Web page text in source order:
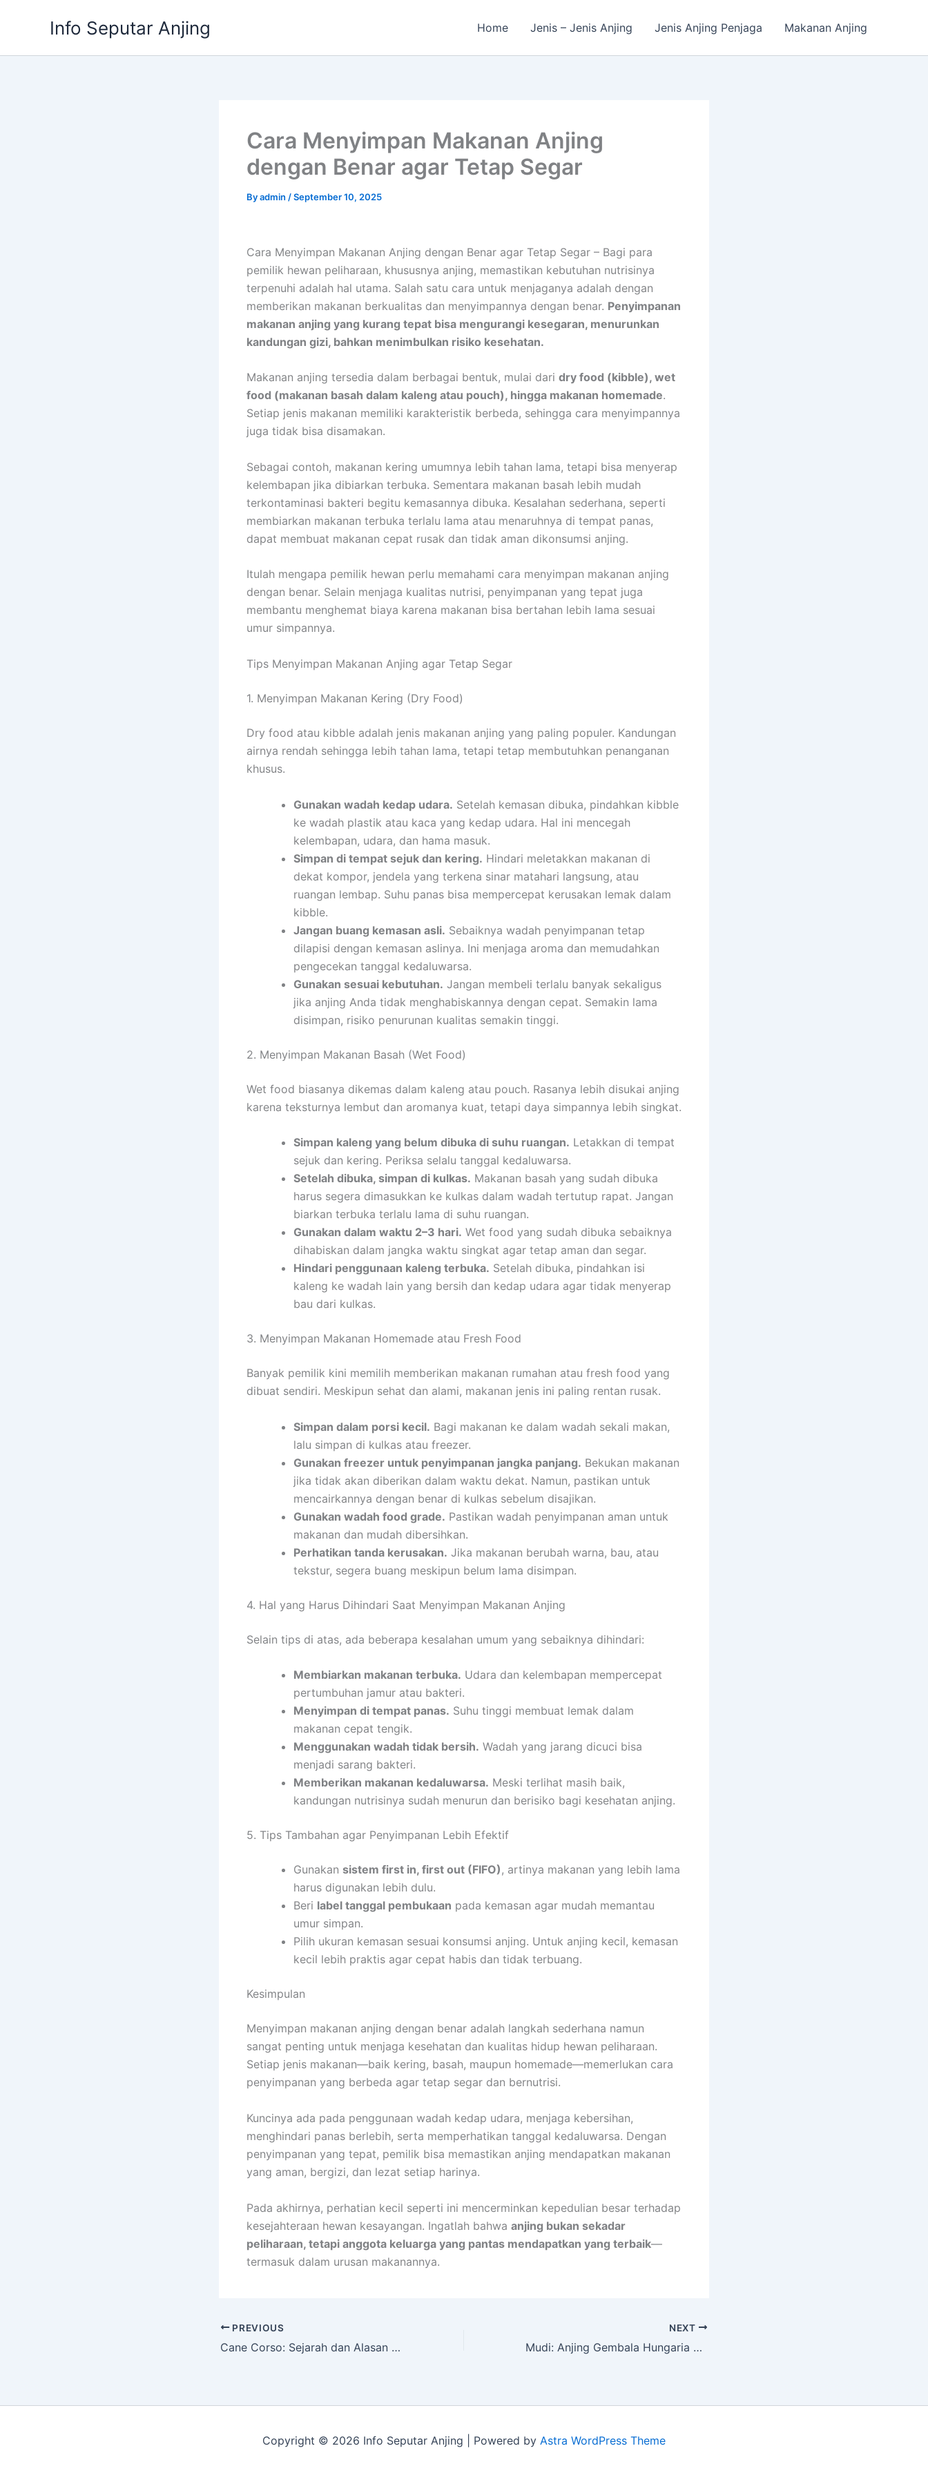
Info Seputar Anjing Home Jenis – Jenis Anjing Jenis Anjing Penjaga Makanan Anjing
Cara Menyimpan Makanan Anjing
dengan Benar agar Tetap Segar
Byadmin /September 10, 2025
Cara Menyimpan Makanan Anjing dengan Benar agar Tetap Segar – Bagi para
pemilik hewan peliharaan, khususnya anjing, memastikan kebutuhan nutrisinya
terpenuhi adalah hal utama. Salah satu cara untuk menjaganya adalah dengan
memberikan makanan berkualitas dan menyimpannya dengan benar. Penyimpanan
makanan anjing yang kurang tepat bisa mengurangi kesegaran, menurunkan
kandungan gizi, bahkan menimbulkan risiko kesehatan.
Makanan anjing tersedia dalam berbagai bentuk, mulai dari dry food (kibble), wet
food (makanan basah dalam kaleng atau pouch), hingga makanan homemade.
Setiap jenis makanan memiliki karakteristik berbeda, sehingga cara menyimpannya
juga tidak bisa disamakan.
Sebagai contoh, makanan kering umumnya lebih tahan lama, tetapi bisa menyerap
kelembapan jika dibiarkan terbuka. Sementara makanan basah lebih mudah
terkontaminasi bakteri begitu kemasannya dibuka. Kesalahan sederhana, seperti
membiarkan makanan terbuka terlalu lama atau menaruhnya di tempat panas,
dapat membuat makanan cepat rusak dan tidak aman dikonsumsi anjing.
Itulah mengapa pemilik hewan perlu memahami cara menyimpan makanan anjing
dengan benar. Selain menjaga kualitas nutrisi, penyimpanan yang tepat juga
membantu menghemat biaya karena makanan bisa bertahan lebih lama sesuai
umur simpannya.
Tips Menyimpan Makanan Anjing agar Tetap Segar
1. Menyimpan Makanan Kering (Dry Food)
Dry food atau kibble adalah jenis makanan anjing yang paling populer. Kandungan
airnya rendah sehingga lebih tahan lama, tetapi tetap membutuhkan penanganan
khusus.
Gunakan wadah kedap udara. Setelah kemasan dibuka, pindahkan kibble
ke wadah plastik atau kaca yang kedap udara. Hal ini mencegah
kelembapan, udara, dan hama masuk.
Simpan di tempat sejuk dan kering. Hindari meletakkan makanan di
dekat kompor, jendela yang terkena sinar matahari langsung, atau
ruangan lembap. Suhu panas bisa mempercepat kerusakan lemak dalam
kibble.
Jangan buang kemasan asli. Sebaiknya wadah penyimpanan tetap
dilapisi dengan kemasan aslinya. Ini menjaga aroma dan memudahkan
pengecekan tanggal kedaluwarsa.
Gunakan sesuai kebutuhan. Jangan membeli terlalu banyak sekaligus
jika anjing Anda tidak menghabiskannya dengan cepat. Semakin lama
disimpan, risiko penurunan kualitas semakin tinggi.
2. Menyimpan Makanan Basah (Wet Food)
Wet food biasanya dikemas dalam kaleng atau pouch. Rasanya lebih disukai anjing
karena teksturnya lembut dan aromanya kuat, tetapi daya simpannya lebih singkat.
Simpan kaleng yang belum dibuka di suhu ruangan. Letakkan di tempat
sejuk dan kering. Periksa selalu tanggal kedaluwarsa.
Setelah dibuka, simpan di kulkas. Makanan basah yang sudah dibuka
harus segera dimasukkan ke kulkas dalam wadah tertutup rapat. Jangan
biarkan terbuka terlalu lama di suhu ruangan.
Gunakan dalam waktu 2–3 hari. Wet food yang sudah dibuka sebaiknya
dihabiskan dalam jangka waktu singkat agar tetap aman dan segar.
Hindari penggunaan kaleng terbuka. Setelah dibuka, pindahkan isi
kaleng ke wadah lain yang bersih dan kedap udara agar tidak menyerap
bau dari kulkas.
3. Menyimpan Makanan Homemade atau Fresh Food
Banyak pemilik kini memilih memberikan makanan rumahan atau fresh food yang
dibuat sendiri. Meskipun sehat dan alami, makanan jenis ini paling rentan rusak.
Simpan dalam porsi kecil. Bagi makanan ke dalam wadah sekali makan,
lalu simpan di kulkas atau freezer.
Gunakan freezer untuk penyimpanan jangka panjang. Bekukan makanan
jika tidak akan diberikan dalam waktu dekat. Namun, pastikan untuk
mencairkannya dengan benar di kulkas sebelum disajikan.
Gunakan wadah food grade. Pastikan wadah penyimpanan aman untuk
makanan dan mudah dibersihkan.
Perhatikan tanda kerusakan. Jika makanan berubah warna, bau, atau
tekstur, segera buang meskipun belum lama disimpan.
4. Hal yang Harus Dihindari Saat Menyimpan Makanan Anjing
Selain tips di atas, ada beberapa kesalahan umum yang sebaiknya dihindari:
Membiarkan makanan terbuka. Udara dan kelembapan mempercepat
pertumbuhan jamur atau bakteri.
Menyimpan di tempat panas. Suhu tinggi membuat lemak dalam
makanan cepat tengik.
Menggunakan wadah tidak bersih. Wadah yang jarang dicuci bisa
menjadi sarang bakteri.
Memberikan makanan kedaluwarsa. Meski terlihat masih baik,
kandungan nutrisinya sudah menurun dan berisiko bagi kesehatan anjing.
5. Tips Tambahan agar Penyimpanan Lebih Efektif
Gunakan sistem first in, first out (FIFO), artinya makanan yang lebih lama
harus digunakan lebih dulu.
Beri label tanggal pembukaan pada kemasan agar mudah memantau
umur simpan.
Pilih ukuran kemasan sesuai konsumsi anjing. Untuk anjing kecil, kemasan
kecil lebih praktis agar cepat habis dan tidak terbuang.
Kesimpulan
Menyimpan makanan anjing dengan benar adalah langkah sederhana namun
sangat penting untuk menjaga kesehatan dan kualitas hidup hewan peliharaan.
Setiap jenis makanan—baik kering, basah, maupun homemade—memerlukan cara
penyimpanan yang berbeda agar tetap segar dan bernutrisi.
Kuncinya ada pada penggunaan wadah kedap udara, menjaga kebersihan,
menghindari panas berlebih, serta memperhatikan tanggal kedaluwarsa. Dengan
penyimpanan yang tepat, pemilik bisa memastikan anjing mendapatkan makanan
yang aman, bergizi, dan lezat setiap harinya.
Pada akhirnya, perhatian kecil seperti ini mencerminkan kepedulian besar terhadap
kesejahteraan hewan kesayangan. Ingatlah bahwa anjing bukan sekadar
peliharaan, tetapi anggota keluarga yang pantas mendapatkan yang terbaik—
termasuk dalam urusan makanannya.
PREVIOUS
Cane Corso: Sejarah dan Alasan Anjing Penjaga Ini Kian Populer
NEXT
Mudi: Anjing Gembala Hungaria yang Jarang Ditemui
Copyright © 2026 Info Seputar Anjing | Powered by Astra WordPress Theme